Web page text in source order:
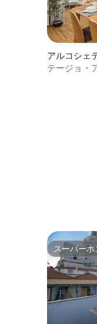
アルコシェ
テージョ・
スーパーホ
スーパーホ